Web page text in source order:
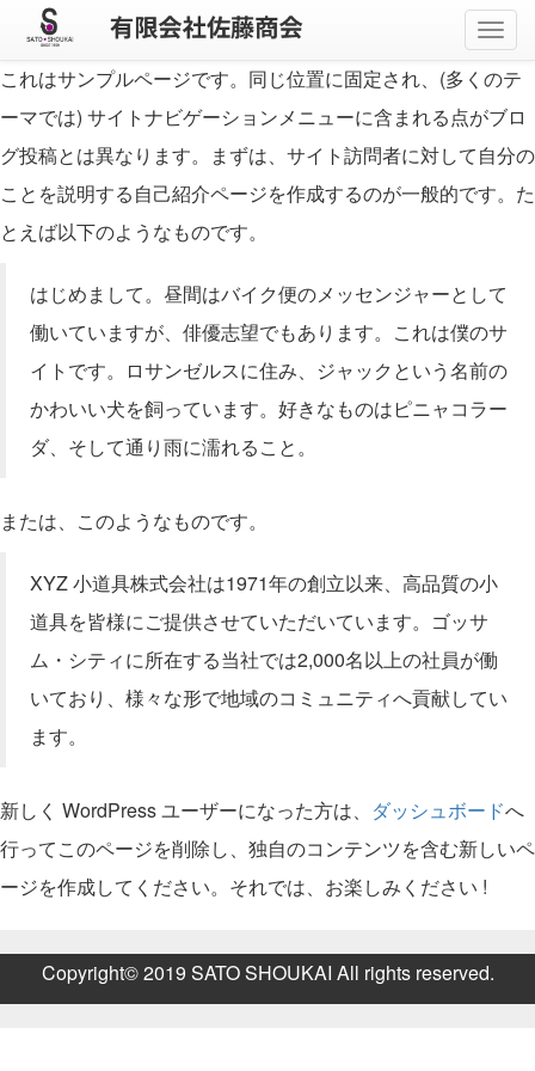
メ
ニ
ュ
ー
これはサンプルページです。同じ位置に固定され、(多くのテ
ーマでは) サイトナビゲーションメニューに含まれる点がブロ
グ投稿とは異なります。まずは、サイト訪問者に対して自分の
ことを説明する自己紹介ページを作成するのが一般的です。た
とえば以下のようなものです。
はじめまして。昼間はバイク便のメッセンジャーとして
働いていますが、俳優志望でもあります。これは僕のサ
イトです。ロサンゼルスに住み、ジャックという名前の
かわいい犬を飼っています。好きなものはピニャコラー
ダ、そして通り雨に濡れること。
または、このようなものです。
XYZ 小道具株式会社は1971年の創立以来、高品質の小
道具を皆様にご提供させていただいています。ゴッサ
ム・シティに所在する当社では2,000名以上の社員が働
いており、様々な形で地域のコミュニティへ貢献してい
ます。
新しく WordPress ユーザーになった方は、 ダッシュボードへ
行ってこのページを削除し、独自のコンテンツを含む新しいペ
ージを作成してください。それでは、お楽しみください !
Copyright© 2019 SATO SHOUKAI All rights reserved.